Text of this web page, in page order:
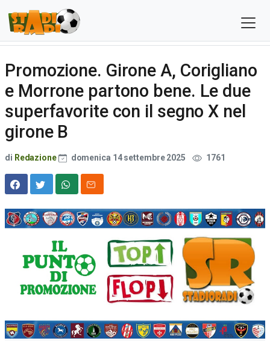
Promozione. Girone A, Corigliano
e Morrone partono bene. Le due
superfavorite con il segno X nel
girone B
di Redazione domenica 14 settembre 2025 1761